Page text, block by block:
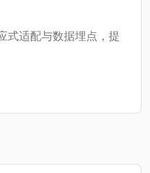
式适配与数据埋点，提